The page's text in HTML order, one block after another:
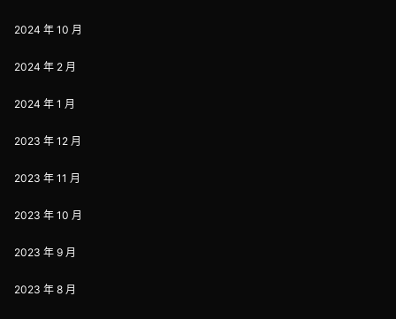
2024 年 10 月
2024 年 2 月
2024 年 1 月
2023 年 12 月
2023 年 11 月
2023 年 10 月
2023 年 9 月
2023 年 8 月